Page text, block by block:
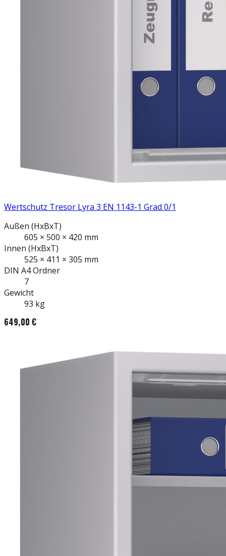
Wertschutz Tresor Lyra 3 EN 1143-1 Grad 0/1
Außen (HxBxT)
605 × 500 × 420 mm
Innen (HxBxT)
525 × 411 × 305 mm
DIN A4Ordner
7
Gewicht
93 kg
649,00 €